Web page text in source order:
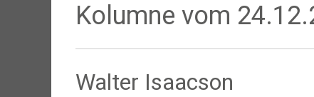
Kolumne vom
Walter Isaacson